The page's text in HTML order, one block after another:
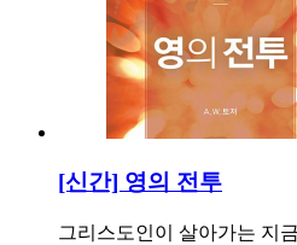
[신간] 영의 전투
그리스도인이 살아가는 지